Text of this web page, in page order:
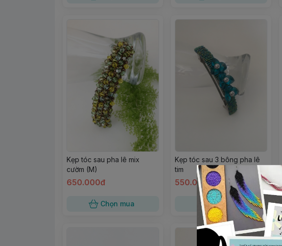
Kẹp tóc sau pha lê mix
cườm (M)
650.000đ
Chọn mua
Kẹp tóc sau 3 bông pha lê
tim
550.000đ
Chọn mua